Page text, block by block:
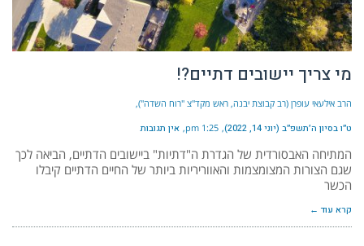
מי צריך יישובים דתיים?!
הרב אילעאי עופרן (רב קבוצת יבנה, ראש מקד"צ "רוח השדה")
ט״ו בסיון ה׳תשפ״ב (יוני 14, 2022) 1:25 pm אין תגובות
המתיחה האבסורדית של הגדרת ה"דתיות" ביישובים הדתיים, הביאה לכך
שגם הצורות המצומצמות והאווריריות ביותר של החיים הדתיים קיבלו
הכשר
קרא עוד ←